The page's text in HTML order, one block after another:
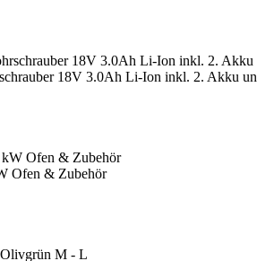
18V 3.0Ah Li-Ion inkl. 2. Akku
Ofen & Zubehör